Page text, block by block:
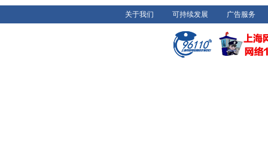
关于我们 可持续发展 广告服务